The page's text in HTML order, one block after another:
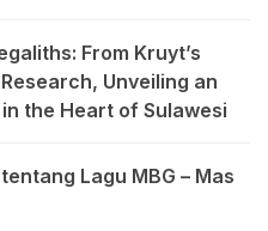
From Kruyt’s
Unveiling an
the Heart of Sulawesi
Lagu MBG – Mas